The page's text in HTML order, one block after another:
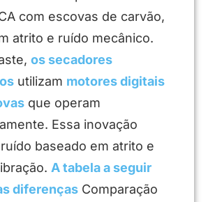
com escovas de carvão,
atrito e ruído mecânico.
os secadores
utilizam motores digitais
que operam
Essa inovação
baseado em atrito e
A tabela a seguir
diferenças Comparação